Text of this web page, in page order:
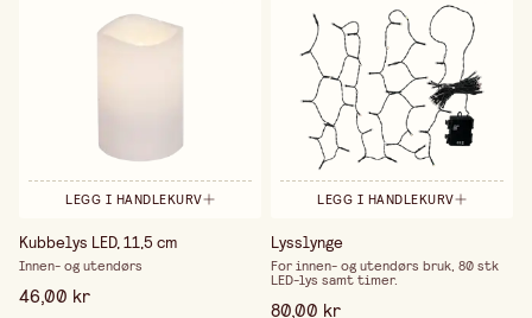
LEGG I HANDLEKURV
Kubbelys LED, 11,5 cm
Innen- og utendørs
46,00 kr
LEGG I HANDLEKURV
Lysslynge
For innen- og utendørs bruk, 80 stk
LED-lys samt timer.
80,00 kr